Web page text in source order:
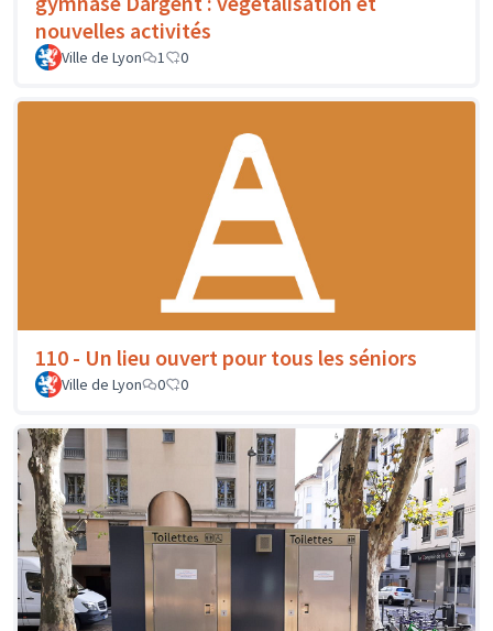
nouvelles activités
Ville de Lyon 1 0
110 - Un lieu ouvert pour tous les séniors
Ville de Lyon 0 0